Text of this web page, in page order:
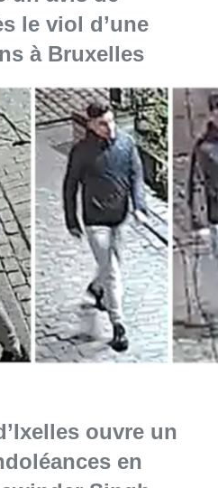
"La police lance un avis
ouvre un
en
Singh,
lors d’un